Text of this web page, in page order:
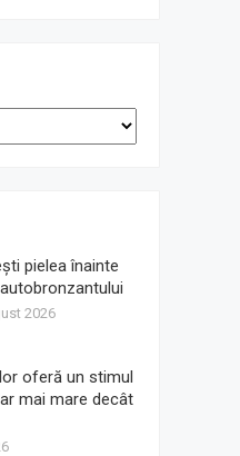
pielea înainte
2026
oferă un stimul
mai mare decât